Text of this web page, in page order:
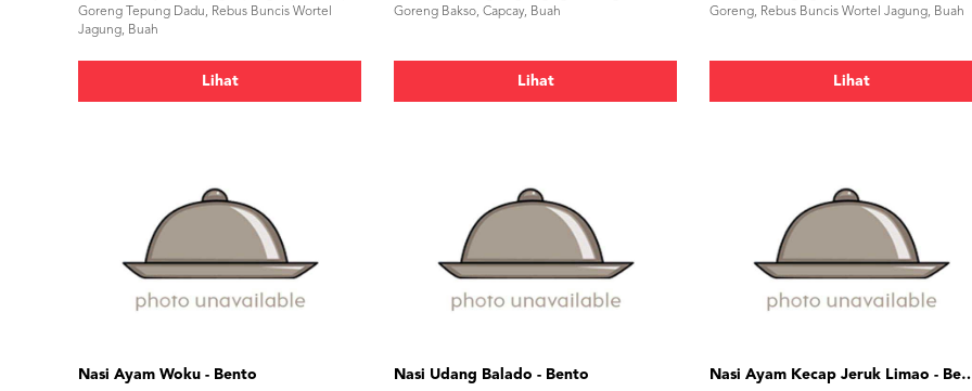
Goreng Tepung Dadu, Rebus Buncis Wortel
Jagung, Buah
Lihat
Goreng Bakso, Capcay, Buah
Lihat
Goreng, Rebus Buncis Wortel Jagung, Buah
Lihat
Nasi Ayam Woku - Bento Nasi Udang Balado - Bento Nasi Ayam Kecap